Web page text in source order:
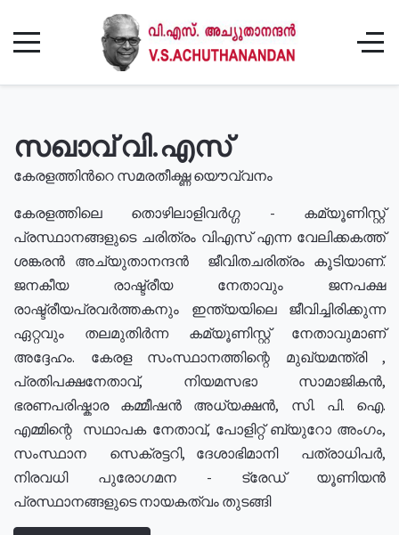
സഖാവ് വി.എസ്
കേരളത്തിൻറെ സമരതീക്ഷ്ണ യൌവ്വനം
കേരളത്തിലെ തൊഴിലാളിവർഗ്ഗ - കമ്യൂണിസ്റ്റ്
പ്രസ്ഥാനങ്ങളുടെ ചരിത്രം വിഎസ് എന്ന വേലിക്കകത്ത്
ശങ്കരൻ അച്യുതാനന്ദൻ ജീവിതചരിത്രം കൂടിയാണ്.
ജനകീയ രാഷ്ട്രീയ നേതാവും ജനപക്ഷ
രാഷ്ട്രീയപ്രവർത്തകനും ഇന്ത്യയിലെ ജീവിച്ചിരിക്കുന്ന
ഏറ്റവും തലമുതിർന്ന കമ്യൂണിസ്റ്റ് നേതാവുമാണ്
അദ്ദേഹം. കേരള സംസ്ഥാനത്തിന്റെ മുഖ്യമന്ത്രി ,
പ്രതിപക്ഷനേതാവ്, നിയമസഭാ സാമാജികൻ,
ഭരണപരിഷ്കാര കമ്മീഷൻ അധ്യക്ഷൻ, സി. പി. ഐ.
എമ്മിന്റെ സഥാപക നേതാവ്, പോളിറ്റ് ബ്യുറോ അംഗം,
സംസ്ഥാന സെക്രട്ടറി, ദേശാഭിമാനി പത്രാധിപർ,
നിരവധി പുരോഗമന - ട്രേഡ് യൂണിയൻ
പ്രസ്ഥാനങ്ങളുടെ നായകത്വം തുടങ്ങി